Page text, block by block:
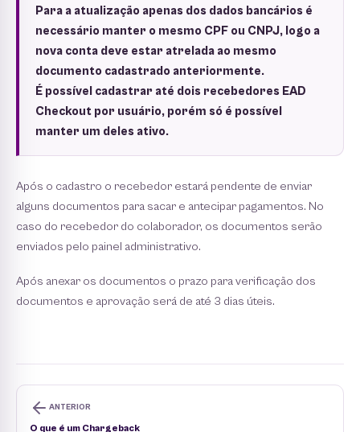
Para a atualização apenas dos dados bancários é
necessário manter o mesmo CPF ou CNPJ, logo a
nova conta deve estar atrelada ao mesmo
documento cadastrado anteriormente.
É possível cadastrar até dois recebedores EAD
Checkout por usuário, porém só é possível
manter um deles ativo.
Após o cadastro o recebedor estará pendente de enviar
alguns documentos para sacar e antecipar pagamentos. No
caso do recebedor do colaborador, os documentos serão
enviados pelo painel administrativo.
Após anexar os documentos o prazo para verificação dos
documentos e aprovação será de até 3 dias úteis.
ANTERIOR
O que é um Chargeback